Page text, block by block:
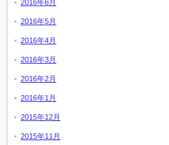
2016年6月
2016年5月
2016年4月
2016年3月
2016年2月
2016年1月
2015年12月
2015年11月